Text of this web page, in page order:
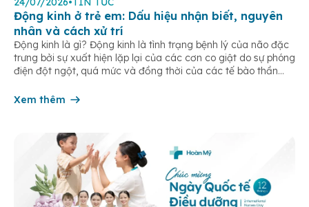
Động kinh ở trẻ em: Dấu hiệu nhận biết, nguyên
nhân và cách xử trí
Động kinh là gì? Động kinh là tình trạng bệnh lý của não đặc
trưng bởi sự xuất hiện lặp lại của các cơn co giật do sự phóng
điện đột ngột, quá mức và đồng thời của các tế bào thần
Xem thêm